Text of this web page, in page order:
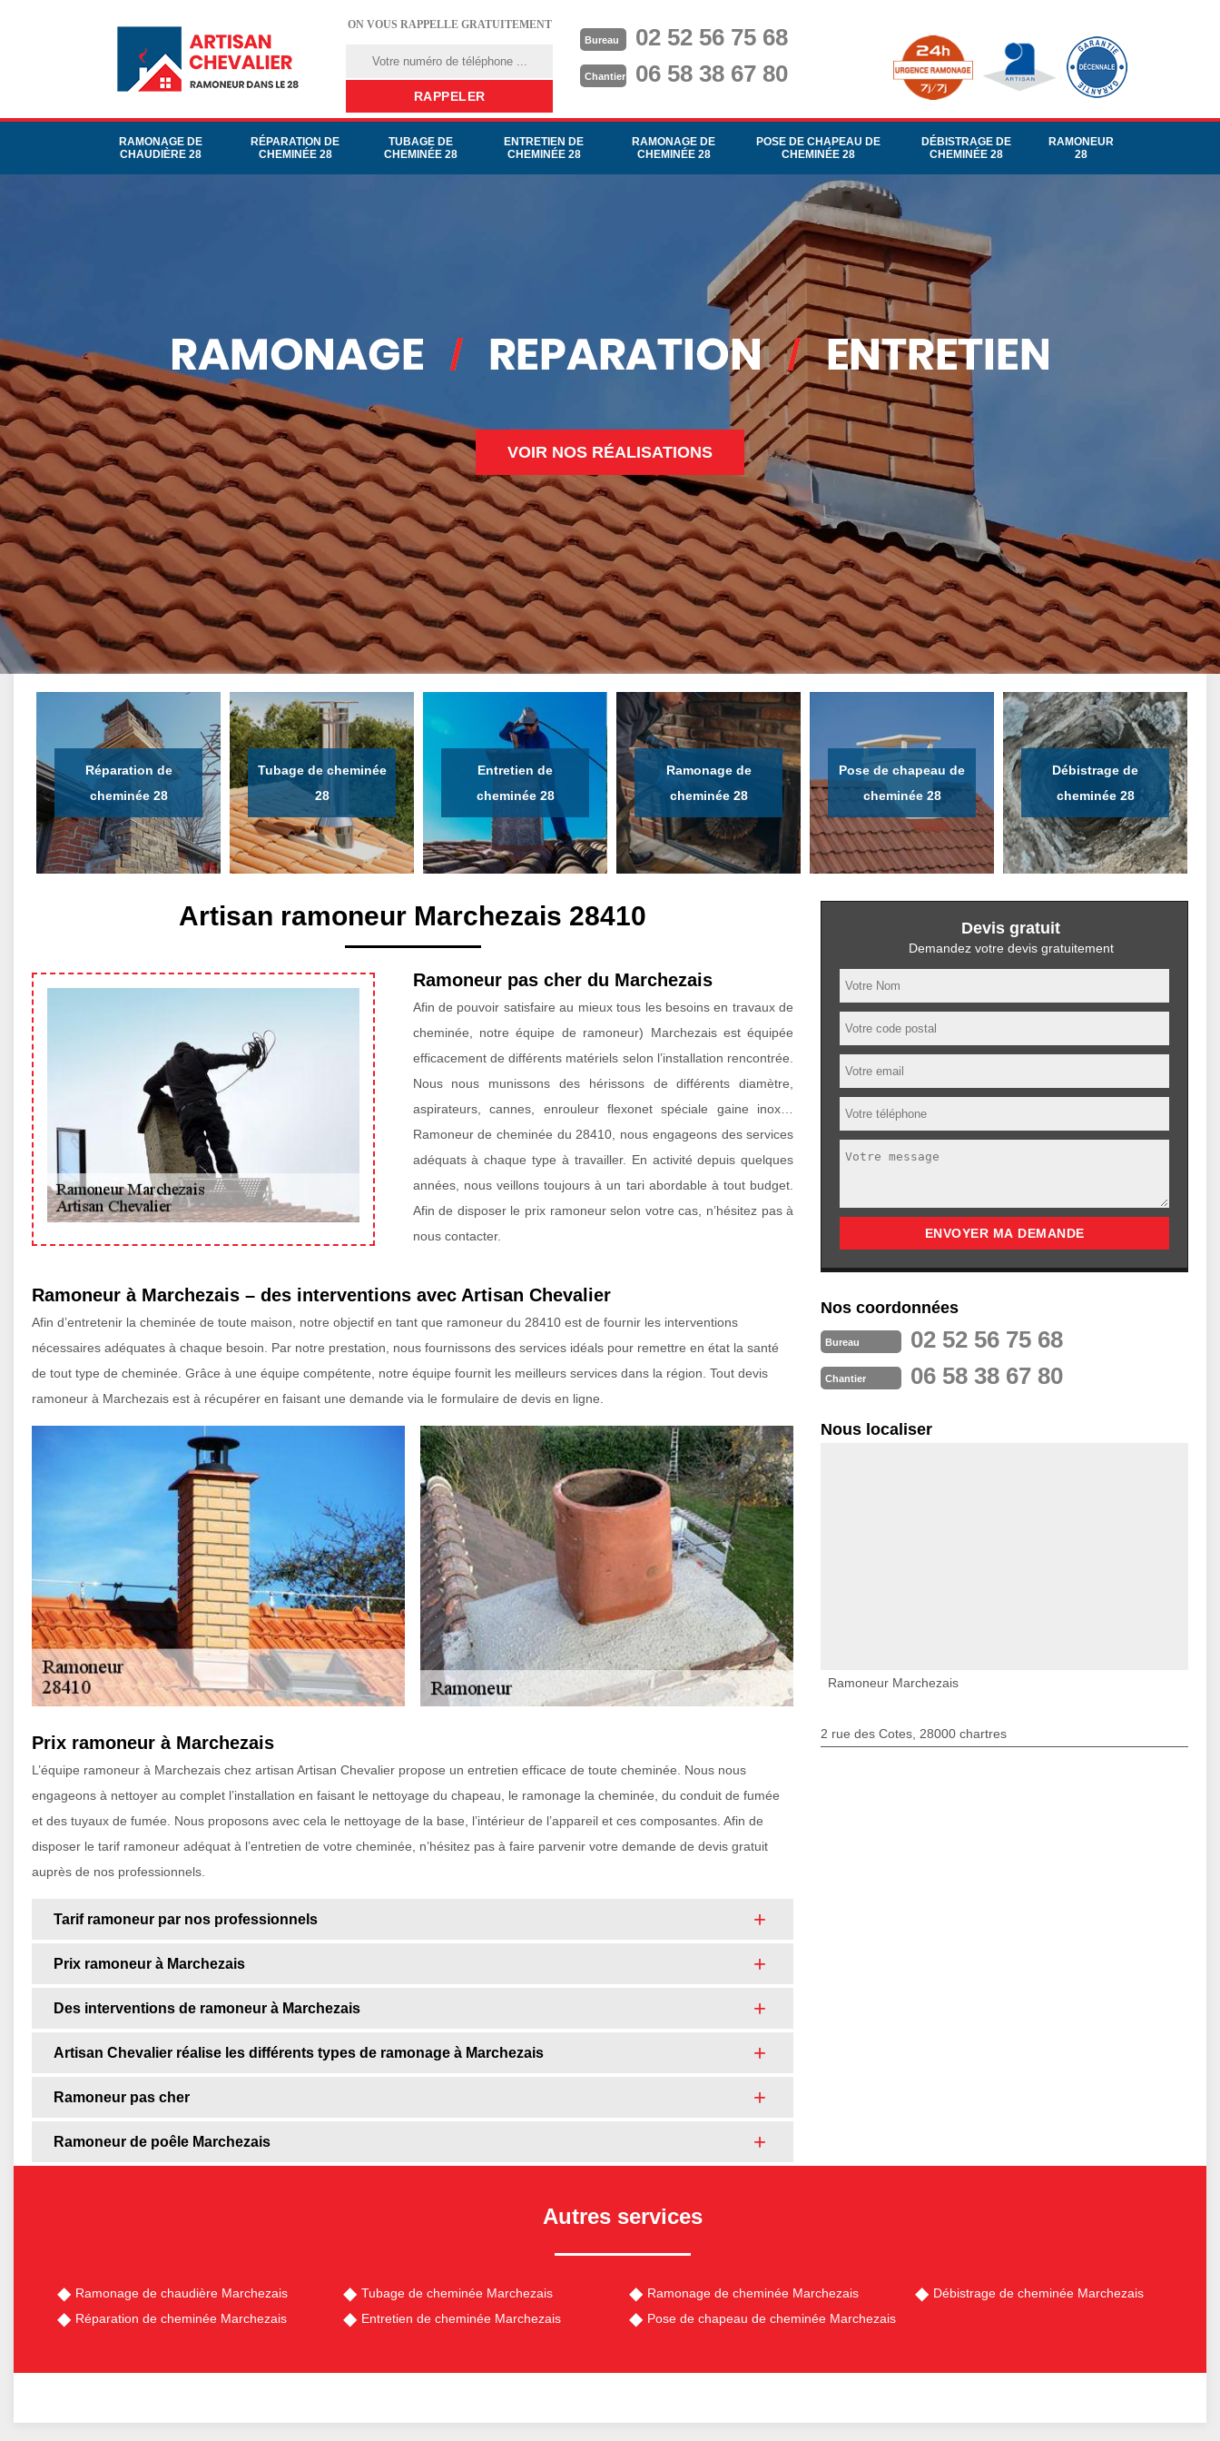
ON VOUS RAPPELLE GRATUITEMENT
Bureau 02 52 56 75 68
Chantier 06 58 38 67 80
RAMONAGE DE
CHAUDIÈRE 28
RÉPARATION DE
CHEMINÉE 28
TUBAGE DE
CHEMINÉE 28
ENTRETIEN DE
CHEMINÉE 28
RAMONAGE DE
CHEMINÉE 28
POSE DE CHAPEAU DE
CHEMINÉE 28
DÉBISTRAGE DE
CHEMINÉE 28
RAMONEUR
28
VOIR NOS RÉALISATIONS
Réparation de
cheminée 28
Tubage de cheminée
28
Entretien de
cheminée 28
Ramonage de
cheminée 28
Pose de chapeau de
cheminée 28
Débistrage de
cheminée 28
Artisan ramoneur Marchezais 28410
Ramoneur pas cher du Marchezais
Afin de pouvoir satisfaire au mieux tous les besoins en travaux de
cheminée, notre équipe de ramoneur) Marchezais est équipée
efficacement de différents matériels selon l’installation rencontrée.
Nous nous munissons des hérissons de différents diamètre,
aspirateurs, cannes, enrouleur flexonet spéciale gaine inox…
Ramoneur de cheminée du 28410, nous engageons des services
adéquats à chaque type à travailler. En activité depuis quelques
années, nous veillons toujours à un tari abordable à tout budget.
Afin de disposer le prix ramoneur selon votre cas, n’hésitez pas à
nous contacter.
Ramoneur à Marchezais – des interventions avec Artisan Chevalier
Afin d’entretenir la cheminée de toute maison, notre objectif en tant que ramoneur du 28410 est de fournir les interventions
nécessaires adéquates à chaque besoin. Par notre prestation, nous fournissons des services idéals pour remettre en état la santé
de tout type de cheminée. Grâce à une équipe compétente, notre équipe fournit les meilleurs services dans la région. Tout devis
ramoneur à Marchezais est à récupérer en faisant une demande via le formulaire de devis en ligne.
Prix ramoneur à Marchezais
L’équipe ramoneur à Marchezais chez artisan Artisan Chevalier propose un entretien efficace de toute cheminée. Nous nous
engageons à nettoyer au complet l’installation en faisant le nettoyage du chapeau, le ramonage la cheminée, du conduit de fumée
et des tuyaux de fumée. Nous proposons avec cela le nettoyage de la base, l’intérieur de l’appareil et ces composantes. Afin de
disposer le tarif ramoneur adéquat à l’entretien de votre cheminée, n’hésitez pas à faire parvenir votre demande de devis gratuit
auprès de nos professionnels.
Tarif ramoneur par nos professionnels
Prix ramoneur à Marchezais
Des interventions de ramoneur à Marchezais
Artisan Chevalier réalise les différents types de ramonage à Marchezais
Ramoneur pas cher
Ramoneur de poêle Marchezais
Devis gratuit
Demandez votre devis gratuitement
Nos coordonnées
Bureau 02 52 56 75 68
Chantier 06 58 38 67 80
Nous localiser
Ramoneur Marchezais
2 rue des Cotes, 28000 chartres
Autres services
Ramonage de chaudière Marchezais
Réparation de cheminée Marchezais
Tubage de cheminée Marchezais
Entretien de cheminée Marchezais
Ramonage de cheminée Marchezais
Pose de chapeau de cheminée Marchezais
Débistrage de cheminée Marchezais